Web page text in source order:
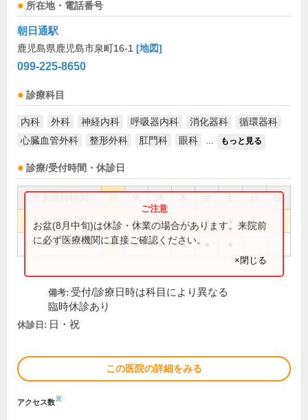
所在地・電話番号
朝日通駅
鹿児島県鹿児島市泉町16-1 [地図]
099-225-8650
診療科目
内科 外科 神経内科 呼吸器内科 消化器科
循環器科
心臓血管外科
整形外科 肛門科 眼科 もっと見る
診療/受付時間・休診日
祝
8:30～13:00 ● ● ● ● ●
14:00～17:30 ● ● ● ●
お盆(8月中旬)は休診・休業の場合があります。来院前
に必ず医療機関に直接ご確認ください。
×閉じる
備考: 受付/診療日時は科目により異なる
臨時休診あり
休診日: 日・祝
この医院の詳細をみる
アクセス数※